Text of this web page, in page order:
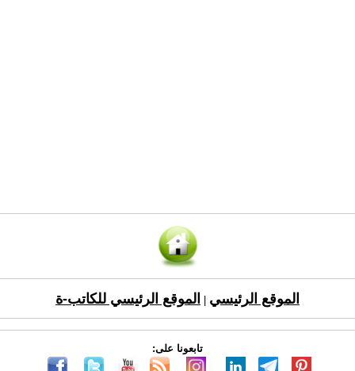
الموقع الرئيسي الموقع الرئيسي للكاتب-ة
تابعونا على: